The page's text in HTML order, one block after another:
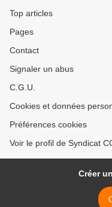
Top articles
Pages
Contact
Signaler un abus
C.G.U.
Cookies et données
Préférences cookies
Voir le profil de Syndicat
Créer